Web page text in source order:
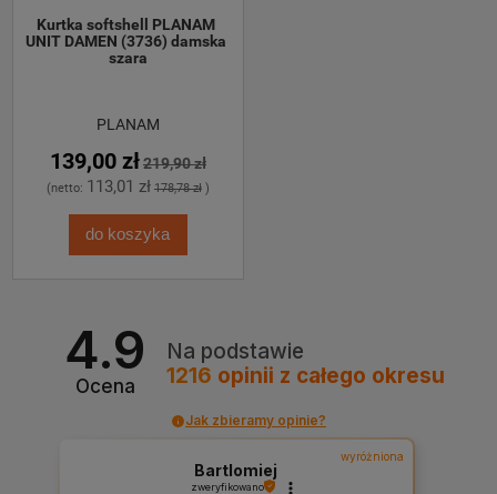
Kurtka softshell PLANAM
UNIT DAMEN (3736) damska
szara
PLANAM
139,00 zł219,90 zł
(netto: 113,01 zł 178,78 zł)
do koszyka
4.9
Ocena
Na podstawie
1216 opinii z całego okresu
Jak zbieramy opinie?
wyróżniona
Bartlomiej
zweryfikowano